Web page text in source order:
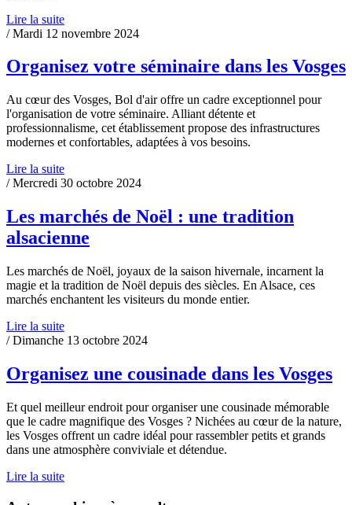
Lire la suite
/ Mardi 12 novembre 2024
Organisez votre séminaire dans les Vosges
Au cœur des Vosges, Bol d'air offre un cadre exceptionnel pour
l'organisation de votre séminaire. Alliant détente et
professionnalisme, cet établissement propose des infrastructures
modernes et confortables, adaptées à vos besoins.
Lire la suite
/ Mercredi 30 octobre 2024
Les marchés de Noël : une tradition
alsacienne
Les marchés de Noël, joyaux de la saison hivernale, incarnent la
magie et la tradition de Noël depuis des siècles. En Alsace, ces
marchés enchantent les visiteurs du monde entier.
Lire la suite
/ Dimanche 13 octobre 2024
Organisez une cousinade dans les Vosges
Et quel meilleur endroit pour organiser une cousinade mémorable
que le cadre magnifique des Vosges ? Nichées au cœur de la nature,
les Vosges offrent un cadre idéal pour rassembler petits et grands
dans une atmosphère conviviale et détendue.
Lire la suite